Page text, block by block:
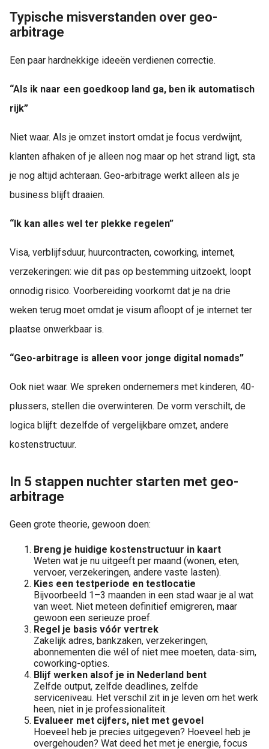
Typische misverstanden over geo-
arbitrage
Een paar hardnekkige ideeën verdienen correctie.
“Als ik naar een goedkoop land ga, ben ik automatisch
rijk”
Niet waar. Als je omzet instort omdat je focus verdwijnt,
klanten afhaken of je alleen nog maar op het strand ligt, sta
je nog altijd achteraan. Geo-arbitrage werkt alleen als je
business blijft draaien.
“Ik kan alles wel ter plekke regelen”
Visa, verblijfsduur, huurcontracten, coworking, internet,
verzekeringen: wie dit pas op bestemming uitzoekt, loopt
onnodig risico. Voorbereiding voorkomt dat je na drie
weken terug moet omdat je visum afloopt of je internet ter
plaatse onwerkbaar is.
“Geo-arbitrage is alleen voor jonge digital nomads”
Ook niet waar. We spreken ondernemers met kinderen, 40-
plussers, stellen die overwinteren. De vorm verschilt, de
logica blijft: dezelfde of vergelijkbare omzet, andere
kostenstructuur.
In 5 stappen nuchter starten met geo-
arbitrage
Geen grote theorie, gewoon doen:
Breng je huidige kostenstructuur in kaart
Weten wat je nu uitgeeft per maand (wonen, eten,
vervoer, verzekeringen, andere vaste lasten).
Kies een testperiode en testlocatie
Bijvoorbeeld 1–3 maanden in een stad waar je al wat
van weet. Niet meteen definitief emigreren, maar
gewoon een serieuze proef.
Regel je basis vóór vertrek
Zakelijk adres, bankzaken, verzekeringen,
abonnementen die wél of niet mee moeten, data-sim,
coworking-opties.
Blijf werken alsof je in Nederland bent
Zelfde output, zelfde deadlines, zelfde
serviceniveau. Het verschil zit in je leven om het werk
heen, niet in je professionaliteit.
Evalueer met cijfers, niet met gevoel
Hoeveel heb je precies uitgegeven? Hoeveel heb je
overgehouden? Wat deed het met je energie, focus